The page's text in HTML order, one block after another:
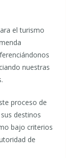
el turismo
nuestras
proceso de
destinos
bajo criterios
de